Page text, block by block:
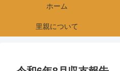
ホーム
里親について